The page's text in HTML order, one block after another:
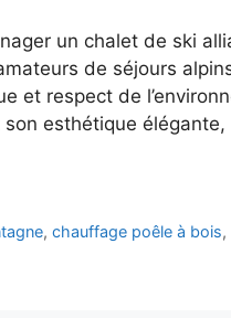
un chalet de ski
de séjours
et respect de
esthétique élégante,
,chauffage poêle à bois,